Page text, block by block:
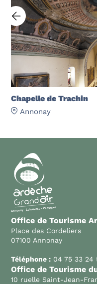
Chapelle de Trachin
Annonay
Office de Tourisme
Place des Cordeliers
07100 Annonay
Téléphone : 04 75 33 24
Office de Tourisme
10 ruelle Saint-Jean-